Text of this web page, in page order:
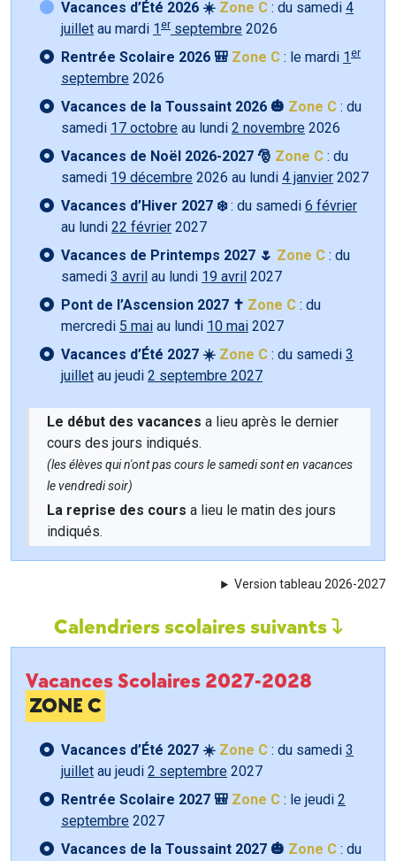
Vacances d’Été 2026 ☀️ Zone C : du samedi 4
juillet au mardi 1 er septembre 2026
Rentrée Scolaire 2026 🎒 Zone C : le mardi 1 er
septembre 2026
Vacances de la Toussaint 2026 🎃 Zone C : du
samedi 17 octobre au lundi 2 novembre 2026
Vacances de Noël 2026-2027 🎅 Zone C : du
samedi 19 décembre 2026 au lundi 4 janvier 2027
Vacances d’Hiver 2027 ❄️: du samedi 6 février
au lundi 22 février 2027
Vacances de Printemps 2027 🌷 Zone C : du
samedi 3 avril au lundi 19 avril 2027
Pont de l’Ascension 2027 ✝️ Zone C : du
mercredi 5 mai au lundi 10 mai 2027
Vacances d’Été 2027 ☀️ Zone C : du samedi 3
juillet au jeudi 2 septembre 2027
Le début des vacances a lieu après le dernier
cours des jours indiqués.
(les élèves qui n'ont pas cours le samedi sont en vacances
le vendredi soir)
La reprise des cours a lieu le matin des jours
indiqués.
Version tableau 2026-2027
Calendriers scolaires suivants
Vacances Scolaires 2027-2028
ZONE C
Vacances d’Été 2027 ☀️ Zone C : du samedi 3
juillet au jeudi 2 septembre 2027
Rentrée Scolaire 2027 🎒 Zone C : le jeudi 2
septembre 2027
Vacances de la Toussaint 2027 🎃 Zone C : du